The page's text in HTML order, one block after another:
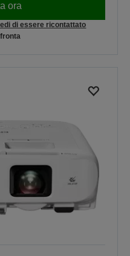
ora
di essere ricontattato